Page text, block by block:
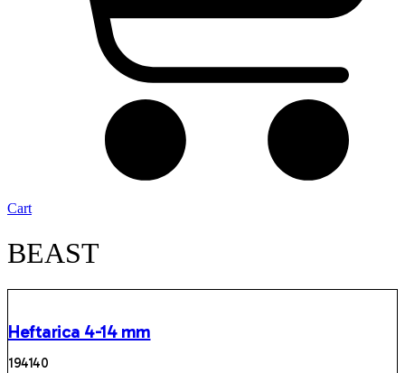
Cart
BEAST
Heftarica 4-14 mm
19414 0